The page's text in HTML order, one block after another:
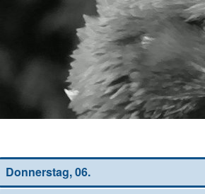
Donnerstag, 06.